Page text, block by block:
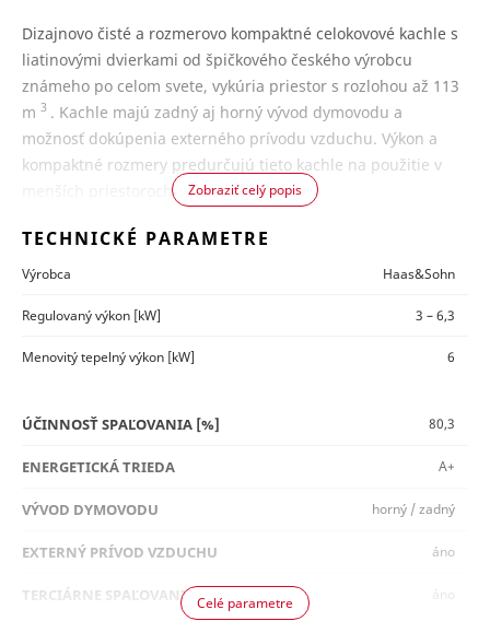
TECHNICKÉ PARAMETRE
Výrobca Haas&Sohn
Regulovaný výkon [kW] 3 – 6,3
Menovitý tepelný výkon [kW] 6
ÚČINNOSŤ SPAĽOVANIA [%] 80,3
ENERGETICKÁTRIEDA A+
VÝVOD DYMOVODU horný / zadný
EXTERNÝ PRÍVOD VZDUCHU áno
TERCIÁRNE SPAĽOVANIE áno
Celé parametre
Dizajnovo čisté a rozmerovo kompaktné celokovové kachle s
liatinovými dvierkami od špičkového českého výrobcu
známeho po celom svete, vykúria priestor s rozlohou až 113
m 3 . Kachle majú zadný aj horný vývod dymovodu a
možnosť dokúpenia externého prívodu vzduchu. Výkon a
kompaktné rozmery predurčujú tieto kachle na použitie v
menších priestoroch.
EASY
CONTRO
L
Šikovná
umožňuje
pohodlné
prívodu
prívodu externého prívodu vzduchu.
Zobraziť celý popis